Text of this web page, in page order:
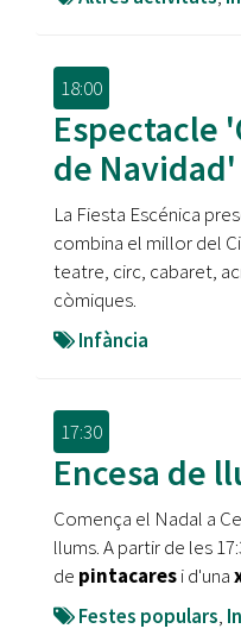
18:00
Espectacle
de Navidad'
La Fiesta Escénica
combina el millor del
teatre, circ, cabaret,
còmiques.
Infància
17:30
Encesa de
Comença el Nadal a
llums. A partir de les
de pintacaresi d'una
Festes populars,